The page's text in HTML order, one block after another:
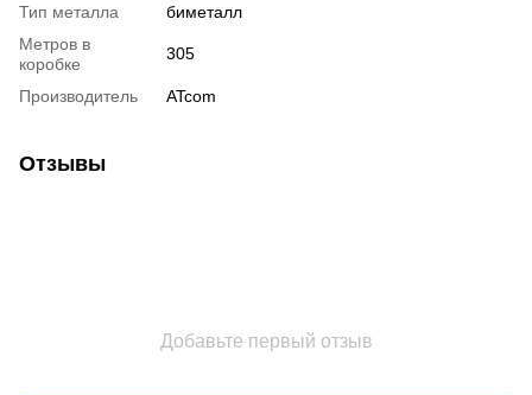
Тип металла
биметалл
Метров в
коробке
305
Производитель ATcom
Отзывы
Добавьте первый отзыв